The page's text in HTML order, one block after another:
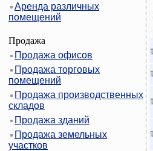
Аренда различных
помещений
Продажа
Продажа офисов
Продажа торговых
помещений
Продажа производственных
складов
Продажа зданий
Продажа земельных
участков